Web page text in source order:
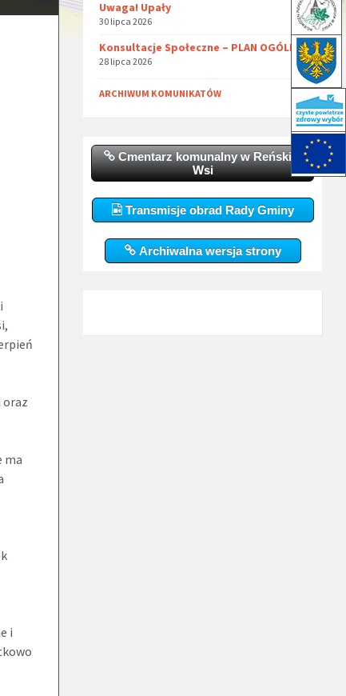
oraz
ma
i
Uwaga! Upały
30 lipca 2026
Konsultacje Społeczne – PLAN OGÓLNY
28 lipca 2026
ARCHIWUM KOMUNIKATÓW
Cmentarz komunalny w Reńskiej
Wsi
Transmisje obrad Rady Gminy
Archiwalna wersja strony